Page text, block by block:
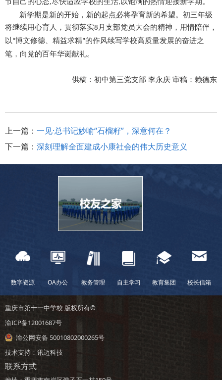
, ,
新学期是新的开始，新的起点必将孕育新的希望。初三年级
将继续用心育人，贯彻落实8 月支部党员大会的精神，用情陪伴，
以 “博文修德、精益求精”的作风续写学校高质量发展的奋进之
笔，向党的百年华诞献礼。
供稿：初中第三党支部 李永庆 审稿：赖德东
上一篇： 一见·总书记妙喻“石榴籽”，深意何在？
下一篇： 深刻理解全面建成小康社会的伟大历史意义
数字资源 OA办公 教务管理 自主学习 教育集团 校长信箱
重庆市第十一中学校 版权所有©
渝ICP备12001687号
渝公网安备 50010802000265号
技术支持： 讯迈科技
联系方式